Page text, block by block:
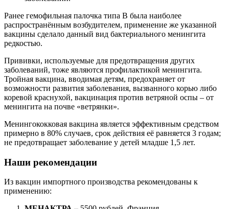
Ранее гемофильная палочка типа B была наиболее
распространённым возбудителем, применение же указанной
вакцины сделало данный вид бактериального менингита
редкостью.
Прививки, используемые для предотвращения других
заболеваний, тоже являются профилактикой менингита.
Тройная вакцина, вводимая детям, предохраняет от
возможности развития заболевания, вызванного корью либо
коревой краснухой, вакцинация против ветряной оспы – от
менингита на почве «ветрянки».
Менингококковая вакцина является эффективным средством
примерно в 80% случаев, срок действия её равняется 3 годам;
не предотвращает заболевание у детей младше 1,5 лет.
Наши рекомендации
Из вакцин импортного производства рекомендованы к
применению: